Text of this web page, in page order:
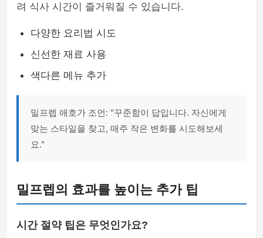
려 식사 시간이 즐거워질 수 있습니다.
다양한 요리법 시도
신선한 재료 사용
색다른 메뉴 추가
밀프렙 애호가 조언: "꾸준함이 답입니다. 자신에게
맞는 스타일을 찾고, 매주 작은 변화를 시도해보세
요."
밀프렙의 효과를 높이는 추가 팁
시간 절약 팁은 무엇인가요?